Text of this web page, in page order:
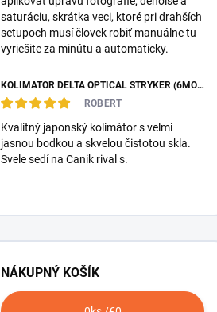
saturáciu, skrátka veci, ktoré pri drahších
setupoch musí človek robiť manuálne tu
vyriešite za minútu a automaticky.
KOLIMÁTOR DELTA OPTICAL STRYKER (6MOA)
ROBERT
Kvalitný japonský kolimátor s velmi
jasnou bodkou a skvelou čistotou skla.
Svele sedí na Canik rival s.
NÁKUPNÝ KOŠÍK